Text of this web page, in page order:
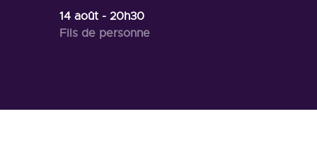
14 août - 20h30
Fils de personne